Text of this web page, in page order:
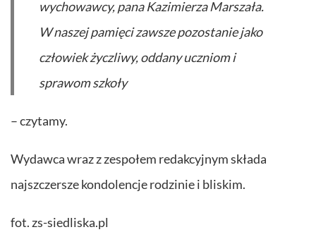
wychowawcy, pana Kazimierza Marszała.
W naszej pamięci zawsze pozostanie jako
człowiek życzliwy, oddany uczniom i
sprawom szkoły
– czytamy.
Wydawca wraz z zespołem redakcyjnym składa
najszczersze kondolencje rodzinie i bliskim.
fot. zs-siedliska.pl